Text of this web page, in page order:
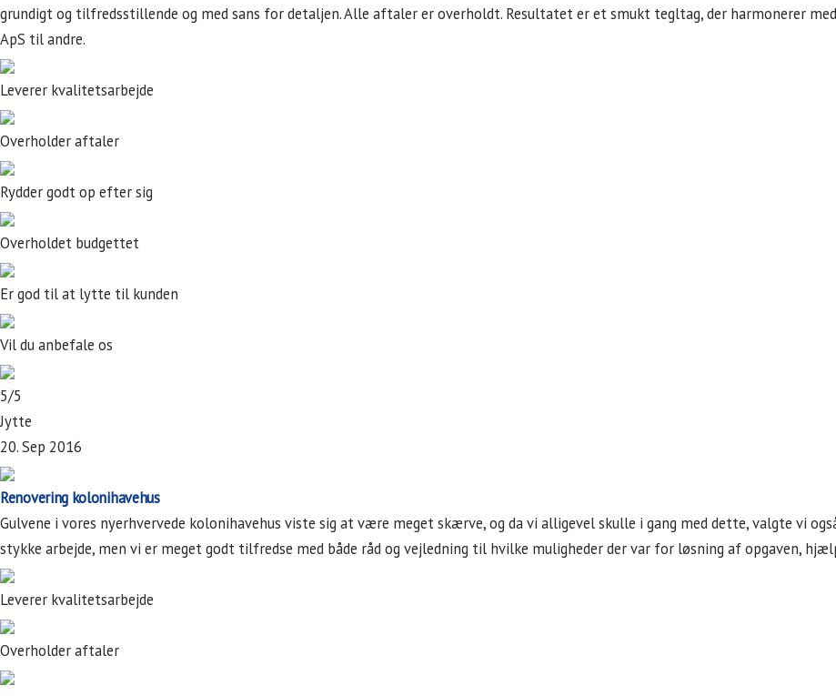
grundigt og tilfredsstillende og med sans for detaljen. Alle aftaler er overholdt. Resultatet er et smukt tegltag, der harmonerer
ApS til andre.
Leverer kvalitetsarbejde
Overholder aftaler
Rydder godt op efter sig
Overholdet budgettet
Er god til at lytte til kunden
Vil du anbefale os
5/5
Jytte
20. Sep 2016
Renovering kolonihavehus
Gulvene i vores nyerhvervede kolonihavehus viste sig at være meget skærve, og da vi alligevel skulle i gang med dette, valgte vi
stykke arbejde, men vi er meget godt tilfredse med både råd og vejledning til hvilke muligheder der var for løsning af opgaven,
Leverer kvalitetsarbejde
Overholder aftaler